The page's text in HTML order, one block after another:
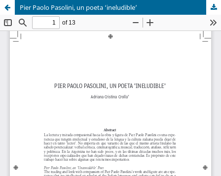
Pier Paolo Pasolini, un poeta ‘ineludible’